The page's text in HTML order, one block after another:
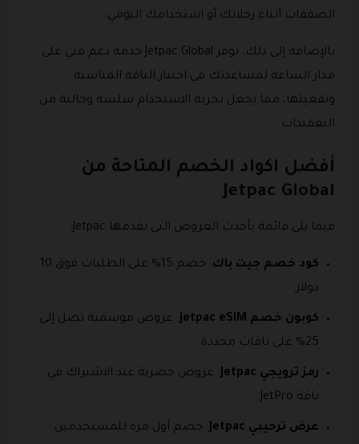
الصفقات أثناء رحلاتك أو استخدامك اليومي.
بالإضافة إلى ذلك، توفر Jetpac Global خدمة دعم فني على
مدار الساعة لمساعدتك في اختيار الباقة المناسبة
وتفعيلها، مما يجعل تجربة الاستخدام سلسة وخالية من
التعقيدات.
أفضل اكواد الخصم المتاحة من
Jetpac Global
فيما يلي قائمة بأحدث العروض التي تقدمها Jetpac:
كود خصم جيت باك
: خصم 15% على الطلبات فوق 10
دولار.
كوبون خصم jetpac eSIM
: عروض موسمية تصل إلى
25% على باقات محددة.
رمز ترويجي Jetpac
: عروض حصرية عند الاشتراك في
باقة JetPro.
عرض ترحيبي Jetpac
: خصم أول مرة للمستخدمين